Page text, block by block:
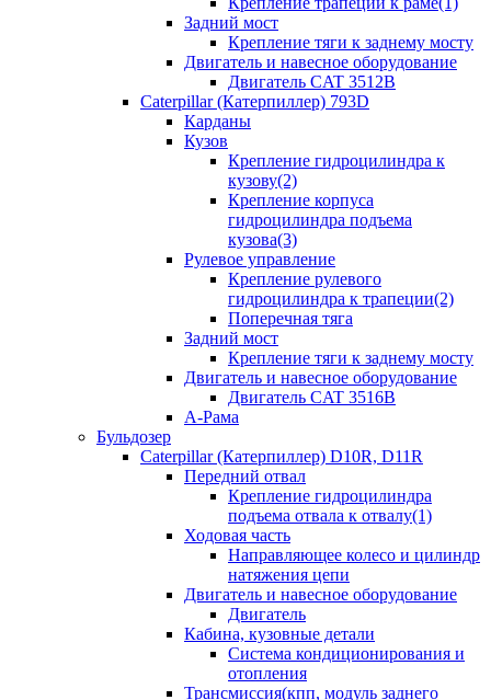
Задний мост
Крепление тяги к заднему мосту
Двигатель и навесное оборудование
Двигатель CAT 3512B
Caterpillar (Катерпиллер) 793D
Карданы
Кузов
Крепление гидроцилиндра к
кузову(2)
Крепление корпуса
гидроцилиндра подъема
кузова(3)
Рулевое управление
Крепление рулевого
гидроцилиндра к трапеции(2)
Поперечная тяга
Задний мост
Крепление тяги к заднему мосту
Двигатель и навесное оборудование
Двигатель CAT 3516B
А-Рама
Бульдозер
Caterpillar (Катерпиллер) D10R, D11R
Передний отвал
Крепление гидроцилиндра
подъема отвала к отвалу(1)
Ходовая часть
Направляющее колесо и цилиндр
натяжения цепи
Двигатель и навесное оборудование
Двигатель
Кабина, кузовные детали
Система кондиционирования и
отопления
Трансмиссия(кпп, модуль заднего